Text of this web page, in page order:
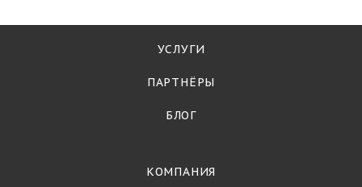
УСЛУГИ
ПАРТНЁРЫ
БЛОГ
КОМПАНИЯ